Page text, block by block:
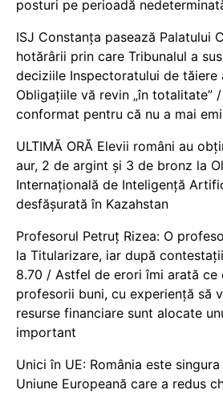
posturi pe perioadă
ISJ Constanța pasează Palatului
hotărârii prin care Tribunalul a
deciziile Inspectoratului de tăiere
Obligațiile vă revin „în totalitate”
conformat pentru că nu a mai
ULTIMĂ ORĂ Elevii români au
aur, 2 de argint și 3 de bronz la
Internațională de Inteligență
desfășurată în Kazahstan
Profesorul Petruț Rizea: O
la Titularizare, iar după
8.70 / Astfel de erori îmi arată ce
profesorii buni, cu experiență să
resurse financiare sunt alocate
important
Unici în UE: România este
Uniune Europeană care a redus